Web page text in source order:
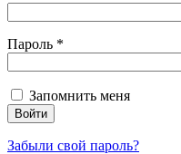
Пароль *
Запомнить меня
Войти
Забыли свой пароль?